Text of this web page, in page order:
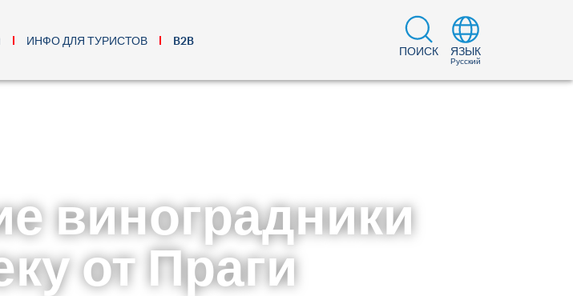
ИНФО ДЛЯ ТУРИСТОВ B2B
ПОИСК ЯЗЫК
Русский
виноградники
от Праги